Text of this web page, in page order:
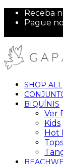
Receba
Pague
SHOP ALL
BIQUÍNIS
Ver
Kids
Hot
Tops